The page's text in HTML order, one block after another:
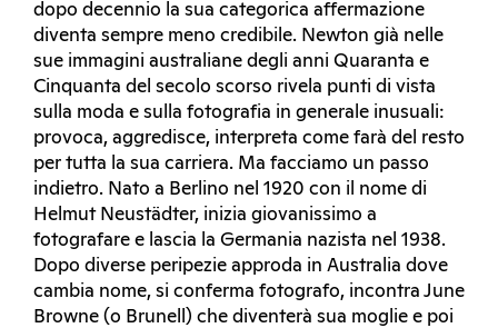
dopo decennio la sua categorica affermazione
diventa sempre meno credibile. Newton già nelle
sue immagini australiane degli anni Quaranta e
Cinquanta del secolo scorso rivela punti di vista
sulla moda e sulla fotografia in generale inusuali:
provoca, aggredisce, interpreta come farà del resto
per tutta la sua carriera. Ma facciamo un passo
indietro. Nato a Berlino nel 1920 con il nome di
Helmut Neustädter, inizia giovanissimo a
fotografare e lascia la Germania nazista nel 1938.
Dopo diverse peripezie approda in Australia dove
cambia nome, si conferma fotografo, incontra June
Browne (o Brunell) che diventerà sua moglie e poi